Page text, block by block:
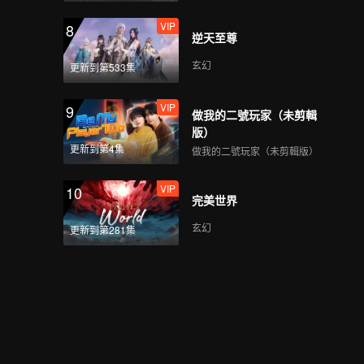
8
更新到第533集
VIP
逆天至尊
玄幻
9
更新到第4集
VIP
做我的二號玩家（未剪輯
版）
做我的二號玩家（未剪輯版）
10
更新到第281集
VIP
完美世界
玄幻